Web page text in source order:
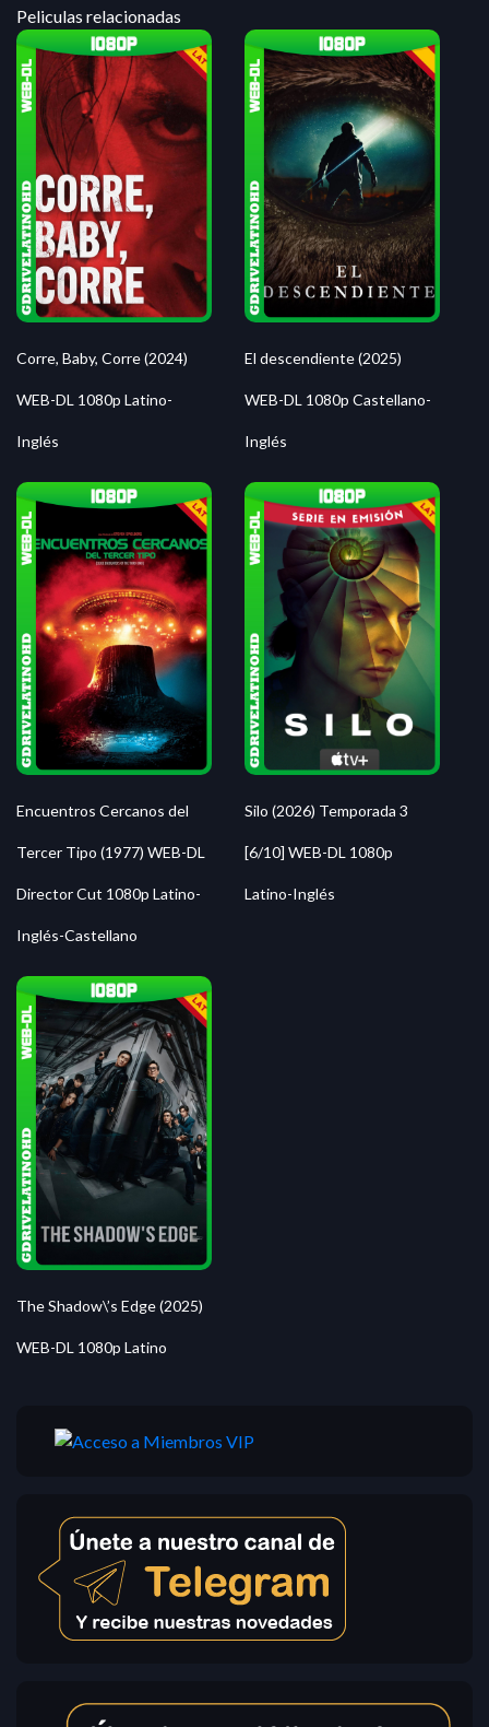
Peliculas relacionadas
Corre, Baby, Corre (2024)
WEB-DL 1080p Latino-
Inglés
El descendiente (2025)
WEB-DL 1080p Castellano-
Inglés
Encuentros Cercanos del
Tercer Tipo (1977) WEB-DL
Director Cut 1080p Latino-
Inglés-Castellano
Silo (2026) Temporada 3
[6/10] WEB-DL 1080p
Latino-Inglés
The Shadow\’s Edge (2025)
WEB-DL 1080p Latino